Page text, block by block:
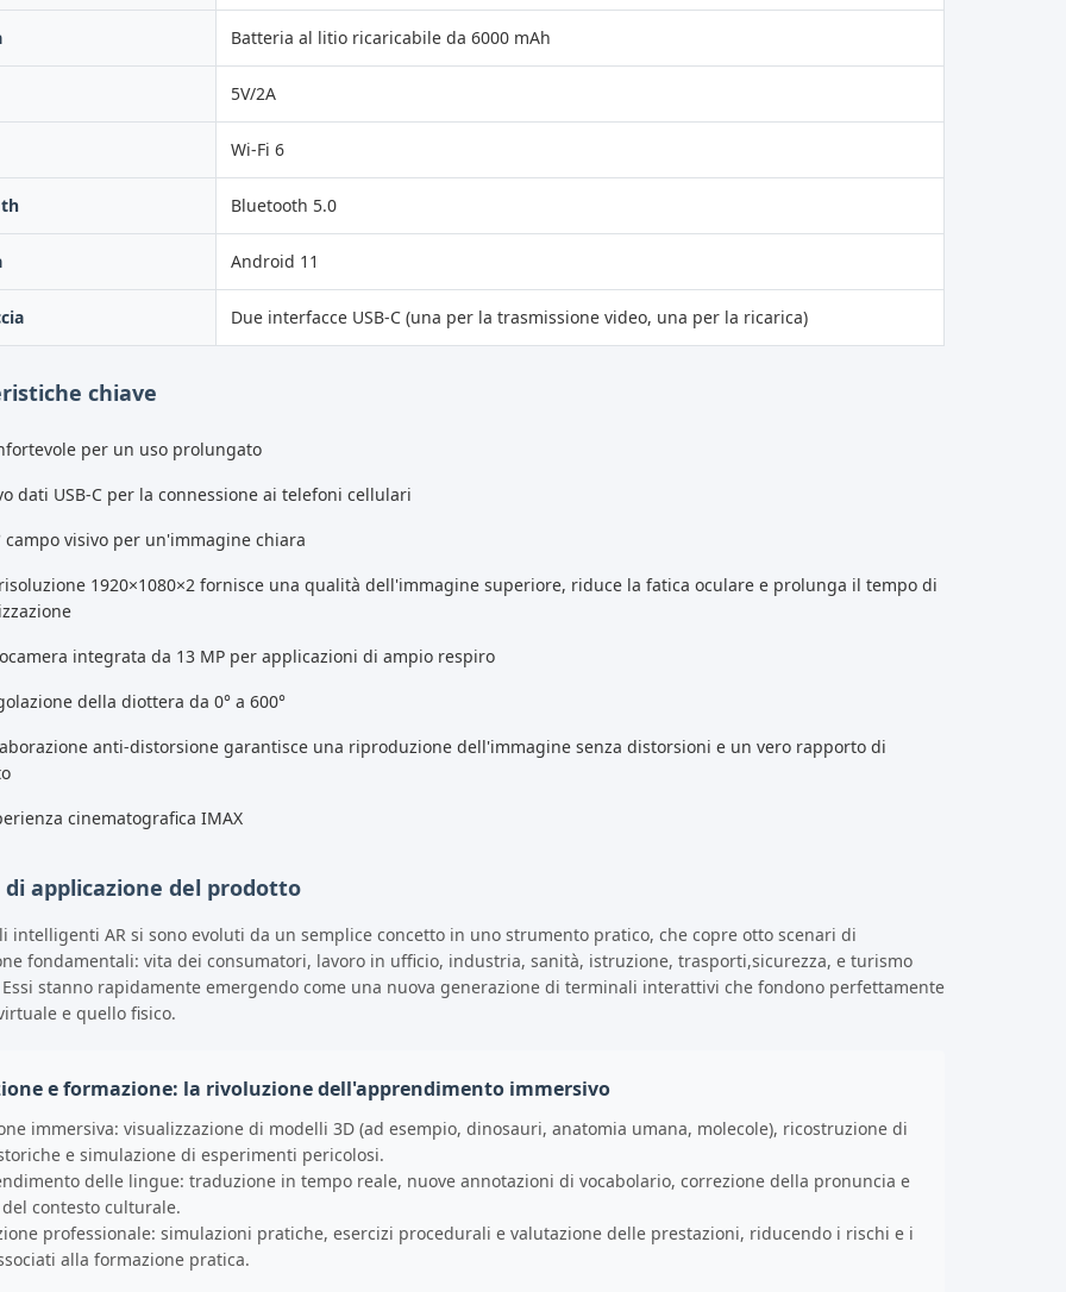
Batteria al litio ricaricabile da 6000 mAh
5V/2A
Wi-Fi 6
Bluetooth 5.0
Android 11
Due interfacce USB-C (una per la trasmissione video, una per la ricarica)
chiave
per un uso prolungato
dati USB-C per la connessione ai telefoni cellulari
campo visivo per un'immagine chiara
1920×1080×2 fornisce una qualità dell'immagine superiore, riduce la fatica oculare e prolunga il tempo di
integrata da 13 MP per applicazioni di ampio respiro
della diottera da 0° a 600°
anti-distorsione garantisce una riproduzione dell'immagine senza distorsioni e un vero rapporto di
cinematografica IMAX
di applicazione del prodotto
intelligenti AR si sono evoluti da un semplice concetto in uno strumento pratico, che copre otto scenari di
fondamentali: vita dei consumatori, lavoro in ufficio, industria, sanità, istruzione, trasporti,sicurezza, e turismo
stanno rapidamente emergendo come una nuova generazione di terminali interattivi che fondono perfettamente
e quello fisico.
e formazione: la rivoluzione dell'apprendimento immersivo
immersiva: visualizzazione di modelli 3D (ad esempio, dinosauri, anatomia umana, molecole), ricostruzione di
e simulazione di esperimenti pericolosi.
delle lingue: traduzione in tempo reale, nuove annotazioni di vocabolario, correzione della pronuncia e
contesto culturale.
professionale: simulazioni pratiche, esercizi procedurali e valutazione delle prestazioni, riducendo i rischi e i
alla formazione pratica.